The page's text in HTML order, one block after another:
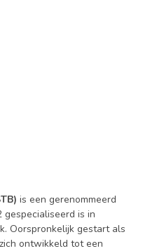
is een gerenommeerd
is in
Oorspronkelijk gestart als
ontwikkeld tot een